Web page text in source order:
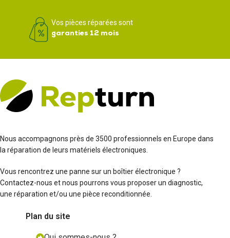
Vos pièces réparées sont
garanties 12 mois
Nous accompagnons près de 3500 professionnels en Europe dans
la réparation de leurs matériels électroniques.
Vous rencontrez une panne sur un boîtier électronique ?
Contactez-nous et nous pourrons vous proposer un diagnostic,
une réparation et/ou une pièce reconditionnée.
Plan du site